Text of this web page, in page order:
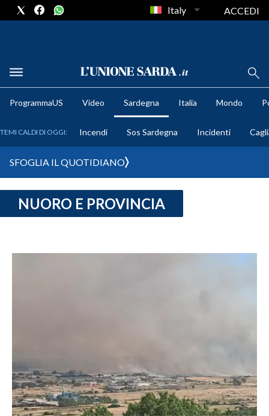
METEO
CRONACA SARDEGNA
OGLIASTRA
AGENDA
CRONACA
Italy ACCEDI
ProgrammaUS Video Sardegna Italia Mondo
TEMI CALDI DI OGGI: Incendi Sos Sardegna Incidenti
SFOGLIA IL QUOTIDIANO
NUORO E PROVINCIA